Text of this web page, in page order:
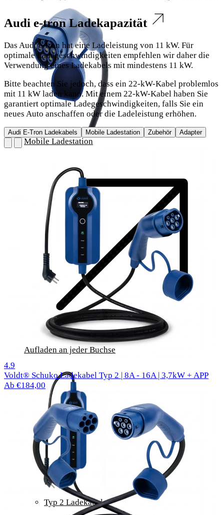
Mobile Ladestation
Aufladen an jeder Buchse
Typ 2 Ladekabel
Audi e-tron Ladekapazität
Das Audi e-tron hat eine Ladeleistung von 11 kW. Für
optimale Ladegeschwindigkeiten empfehlen wir daher die
Verwendung eines Ladekabels mit mindestens 11 kW.
Bitte beachten Sie jedoch, dass ein 22-kW-Kabel problemlos
mit 11 kW laden kann. Mit einem 22-kW-Kabel haben Sie
garantiert optimale Ladegeschwindigkeiten, falls Sie ein
neues Auto anschaffen oder die Ladeleistung erhöhen.
Audi E-Tron Ladekabels Mobile Ladestation Zubehör Adapter
4.9
Voldt® Schuko Ladekabel Typ 2 | 8A - 16A | 3,7kW + APP
Ab €184,00